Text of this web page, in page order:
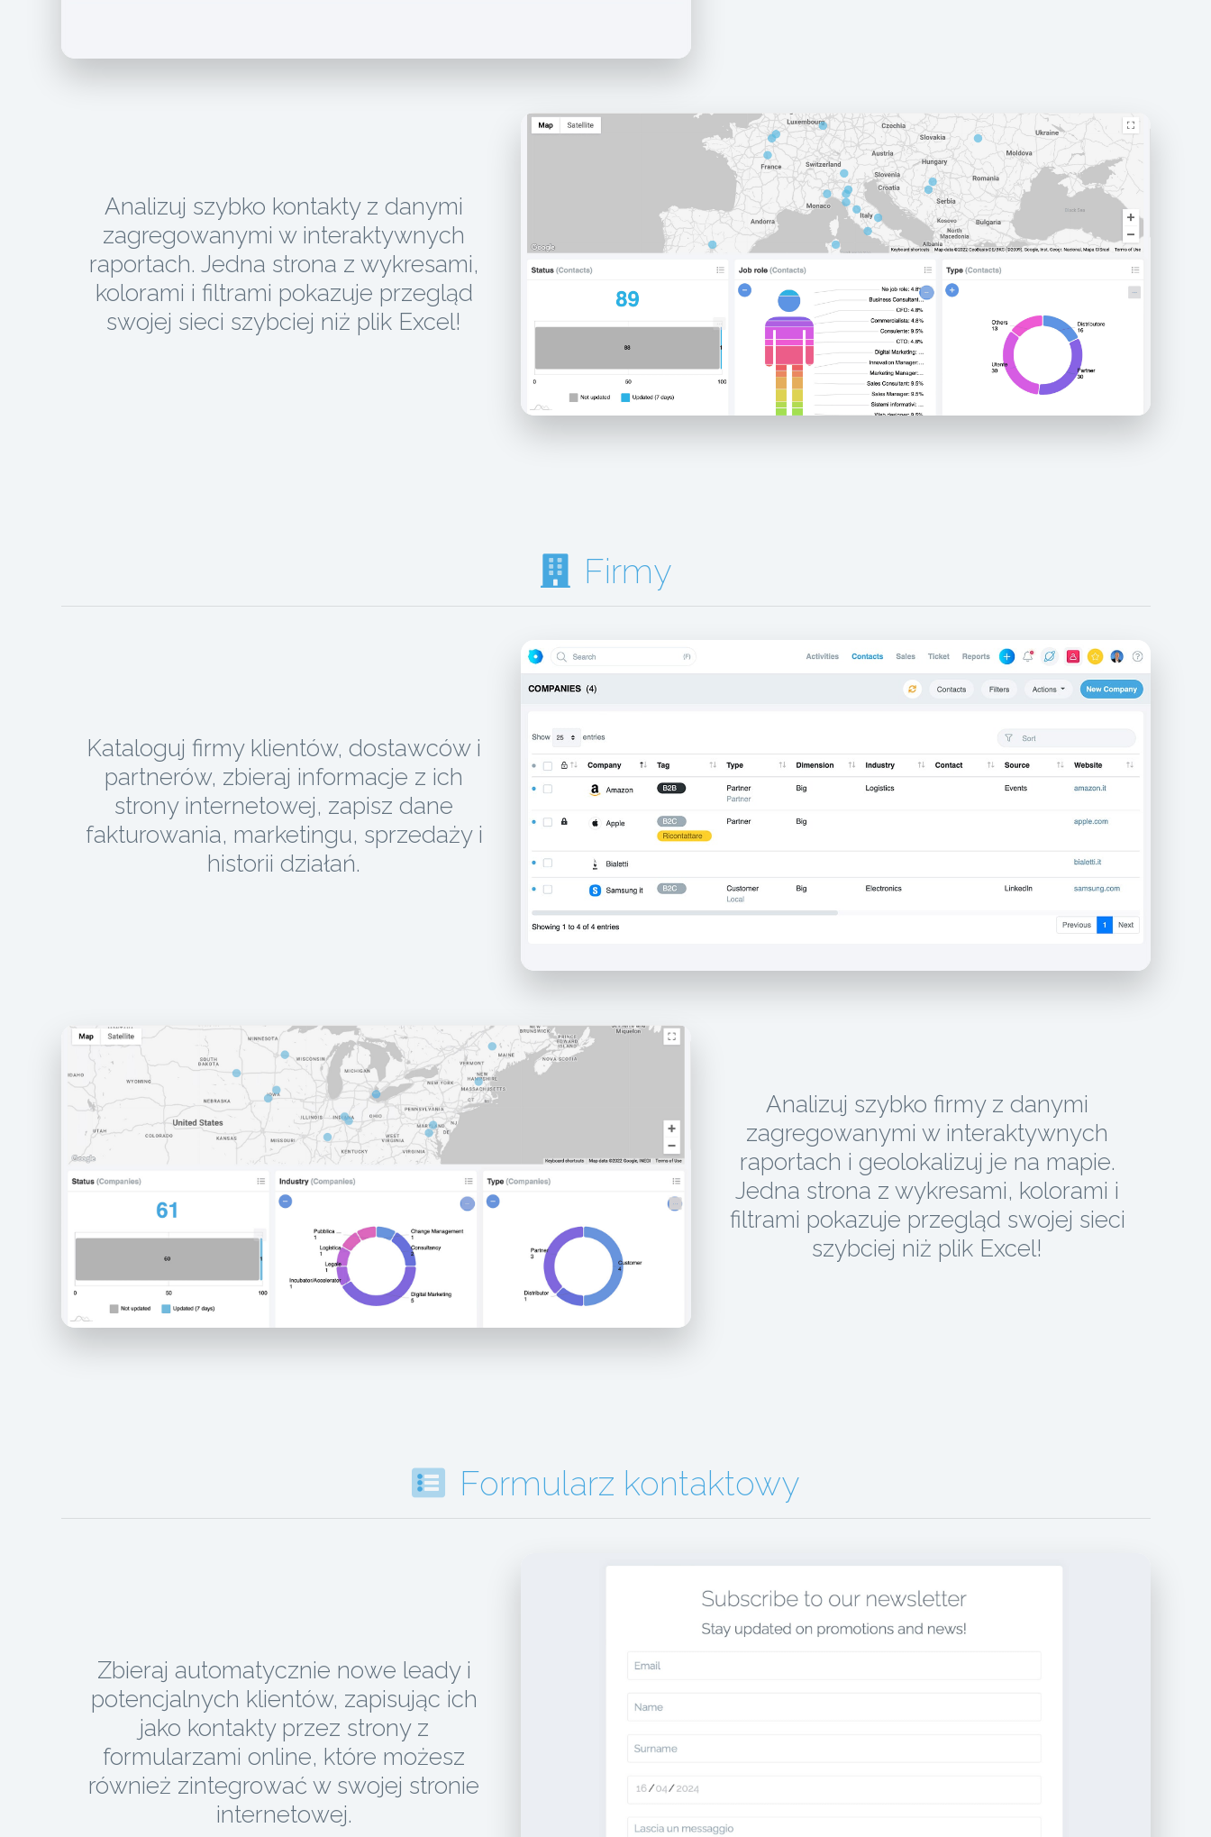
Analizuj szybko kontakty z danymi
zagregowanymi w interaktywnych
raportach. Jedna strona z wykresami,
kolorami i filtrami pokazuje przegląd
swojej sieci szybciej niż plik Excel!
Firmy
Kataloguj firmy klientów, dostawców i
partnerów, zbieraj informacje z ich
strony internetowej, zapisz dane
fakturowania, marketingu, sprzedaży i
historii działań.
Analizuj szybko firmy z danymi
zagregowanymi w interaktywnych
raportach i geolokalizuj je na mapie.
Jedna strona z wykresami, kolorami i
filtrami pokazuje przegląd swojej sieci
szybciej niż plik Excel!
Formularz kontaktowy
Zbieraj automatycznie nowe leady i
potencjalnych klientów, zapisując ich
jako kontakty przez strony z
formularzami online, które możesz
również zintegrować w swojej stronie
internetowej.